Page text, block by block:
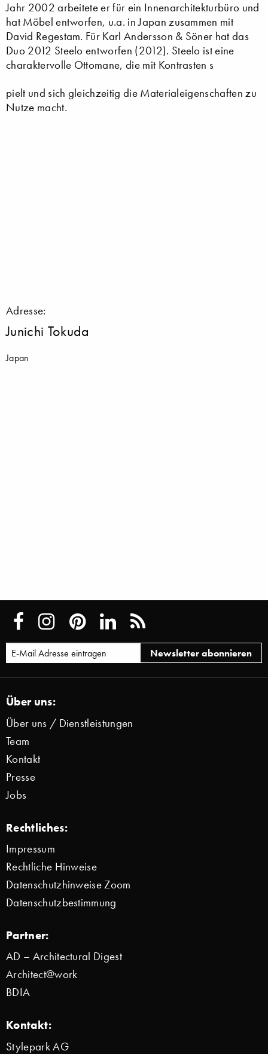
Jahr 2002 arbeitete er für ein Innenarchitekturbüro und
hat Möbel entworfen, u.a. in Japan zusammen mit
David Regestam. Für Karl Andersson & Söner hat das
Duo 2012 Steelo entworfen (2012). Steelo ist eine
charaktervolle Ottomane, die mit Kontrasten s
pielt und sich gleichzeitig die Materialeigenschaften zu
Nutze macht.
Adresse:
Junichi Tokuda
Japan
Über uns:
Über uns / Dienstleistungen
Team
Kontakt
Presse
Jobs
Rechtliches:
Impressum
Rechtliche Hinweise
Datenschutzhinweise Zoom
Datenschutzbestimmung
Partner:
AD – Architectural Digest
Architect@work
BDIA
Kontakt:
Stylepark AG